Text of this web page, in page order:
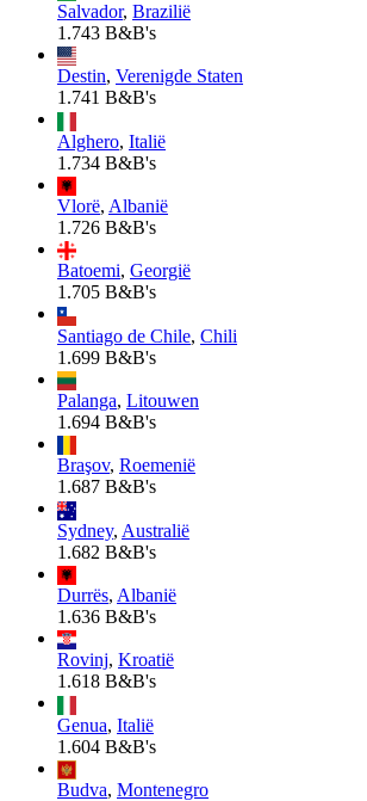
Salvador, Brazilië
1.743 B&B's
Destin, Verenigde Staten
1.741 B&B's
Alghero, Italië
1.734 B&B's
Vlorë, Albanië
1.726 B&B's
Batoemi, Georgië
1.705 B&B's
Santiago de Chile, Chili
1.699 B&B's
Palanga, Litouwen
1.694 B&B's
Braşov, Roemenië
1.687 B&B's
Sydney, Australië
1.682 B&B's
Durrës, Albanië
1.636 B&B's
Rovinj, Kroatië
1.618 B&B's
Genua, Italië
1.604 B&B's
Budva, Montenegro